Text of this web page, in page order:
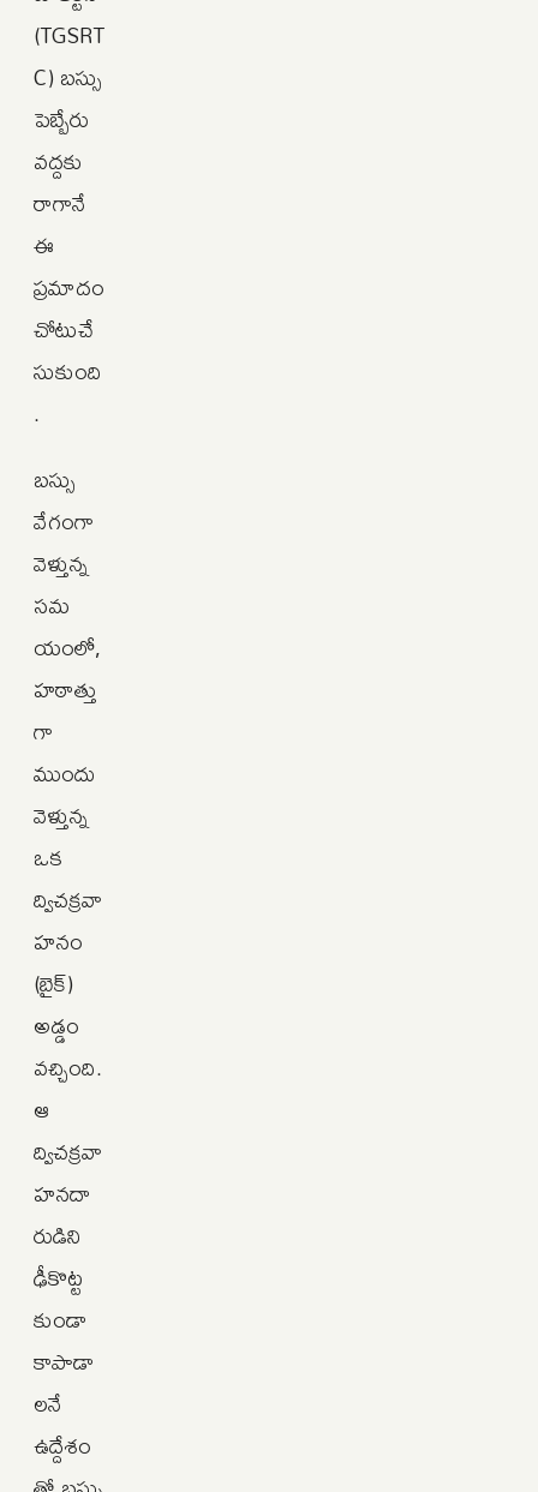
(TGSRT
C) బస్సు
పెబ్బేరు
వద్దకు
రాగానే
ఈ
ప్రమాదం
చోటుచే
సుకుంది
.
బస్సు
వేగంగా
వెళ్తున్న
సమ
యంలో,
హఠాత్తు
గా
ముందు
వెళ్తున్న
ఒక
ద్విచక్రవా
హనం
(బైక్)
అడ్డం
వచ్చింది.
ఆ
ద్విచక్రవా
హనదా
రుడిని
ఢీకొట్ట
కుండా
కాపాడా
లనే
ఉద్దేశం